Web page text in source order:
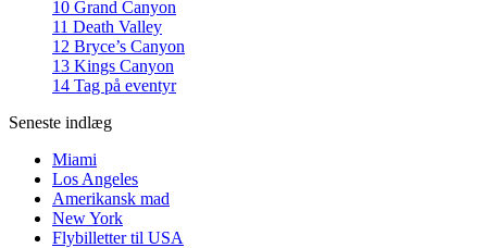
10 Grand Canyon
11 Death Valley
12 Bryce’s Canyon
13 Kings Canyon
14 Tag på eventyr
Seneste indlæg
Miami
Los Angeles
Amerikansk mad
New York
Flybilletter til USA